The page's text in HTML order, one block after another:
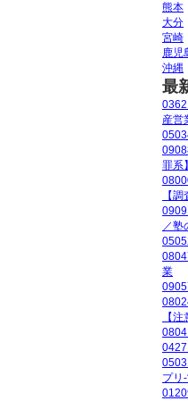
熊本
大分
宮崎
鹿児
沖縄
最
産営
罪系】
【調
／塾
業
【注
プリ